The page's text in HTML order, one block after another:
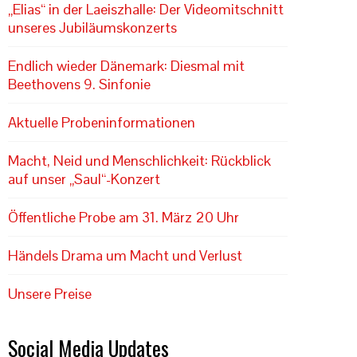
„Elias“ in der Laeiszhalle: Der Videomitschnitt
unseres Jubiläumskonzerts
Endlich wieder Dänemark: Diesmal mit
Beethovens 9. Sinfonie
Aktuelle Probeninformationen
Macht, Neid und Menschlichkeit: Rückblick
auf unser „Saul“-Konzert
Öffentliche Probe am 31. März 20 Uhr
Händels Drama um Macht und Verlust
Unsere Preise
Social Media Updates